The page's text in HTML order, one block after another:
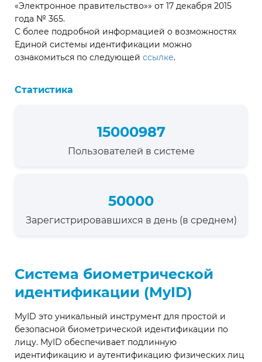
«Электронное правительство»» от 17 декабря 2015
года № 365.
С более подробной информацией о возможностях
Единой системы идентификации можно
ознакомиться по следующей ссылке.
Статистика
15000987
Пользователей в системе
50000
Зарегистрировавшихся в день (в среднем)
Система биометрической
идентификации (MyID)
MyID это уникальный инструмент для простой и
безопасной биометрической идентификации по
лицу. MyID обеспечивает подлинную
идентификацию и аутентификацию физических лиц